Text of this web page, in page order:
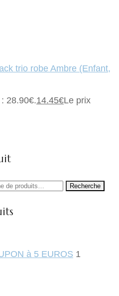
trio robe Ambre (Enfant,
28.90€.14.45€Le prix
Recherche
à 5 EUROS 1